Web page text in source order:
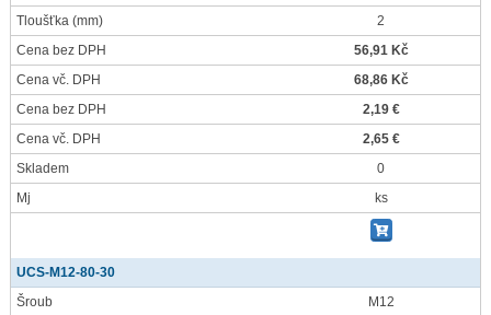
Tloušťka (mm)
2
Cena bez DPH
56,91 Kč
Cena vč. DPH
68,86 Kč
Cena bez DPH
2,19 €
Cena vč. DPH
2,65 €
Skladem
0
Mj
ks
UCS-M12-80-30
Šroub
M12